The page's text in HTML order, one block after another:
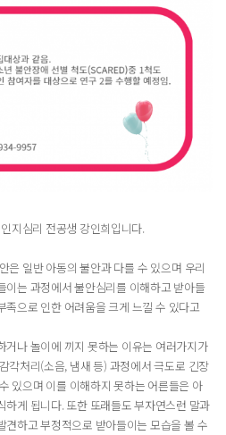
지심리 전공생 강인희입니다.
은 일반 아동의 불안과 다를 수 있으며 우리
이는 과정에서 불안심리를 이해하고 받아들
으로 인한 어려움을 크게 느낄 수 있다고
거나 놀이에 끼지 못하는 이유는 여러가지가
각처리(소음, 냄새 등) 과정에서 극도로 긴장
있으며 이를 이해하지 못하는 어른들은 아
게 됩니다. 또한 또래들도 부자연스런 말과
하고 부정적으로 받아들이는 모습을 볼 수